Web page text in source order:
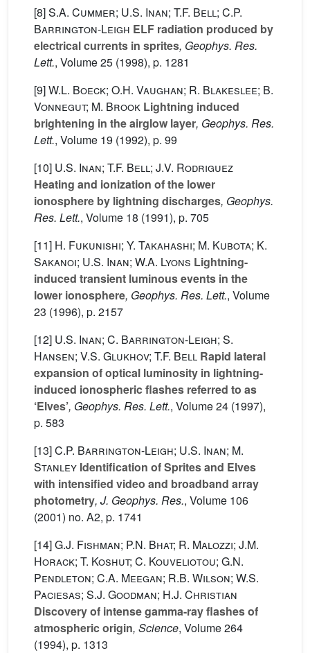
[8]S.A. Cummer; U.S. Inan; T.F. Bell; C.P.
Barrington-Leigh ELF radiation produced by
electrical currents in sprites, Geophys. Res.
Lett., Volume 25 (1998), p. 1281
[9]W.L. Boeck; O.H. Vaughan; R. Blakeslee; B.
Vonnegut; M. Brook Lightning induced
brightening in the airglow layer, Geophys. Res.
Lett., Volume 19 (1992), p. 99
[10] U.S. Inan; T.F. Bell; J.V. Rodriguez
Heating and ionization of the lower
ionosphere by lightning discharges, Geophys.
Res. Lett., Volume 18 (1991), p. 705
[11] H. Fukunishi; Y. Takahashi; M. Kubota; K.
Sakanoi; U.S. Inan; W.A. Lyons Lightning-
induced transient luminous events in the
lower ionosphere, Geophys. Res. Lett., Volume
23 (1996), p. 2157
[12] U.S. Inan; C. Barrington-Leigh; S.
Hansen; V.S. Glukhov; T.F. Bell Rapid lateral
expansion of optical luminosity in lightning-
induced ionospheric flashes referred to as
‘Elves’, Geophys. Res. Lett., Volume 24 (1997),
p. 583
[13]C.P. Barrington-Leigh; U.S. Inan; M.
Stanley Identification of Sprites and Elves
with intensified video and broadband array
photometry, J. Geophys. Res., Volume 106
(2001) no. A2, p. 1741
[14]G.J. Fishman; P.N. Bhat; R. Malozzi; J.M.
Horack; T. Koshut; C. Kouveliotou; G.N.
Pendleton; C.A. Meegan; R.B. Wilson; W.S.
Paciesas; S.J. Goodman; H.J. Christian
Discovery of intense gamma-ray flashes of
atmospheric origin, Science, Volume 264
(1994), p. 1313